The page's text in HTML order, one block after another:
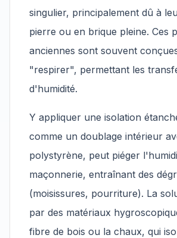
singulier, principalement dû à
pierre ou en brique pleine. Ces
anciennes sont souvent
"respirer", permettant les
d'humidité.
Y appliquer une isolation
comme un doublage intérieur
polystyrène, peut piéger
maçonnerie, entraînant des
(moisissures, pourriture). La
par des matériaux
fibre de bois ou la chaux, qui